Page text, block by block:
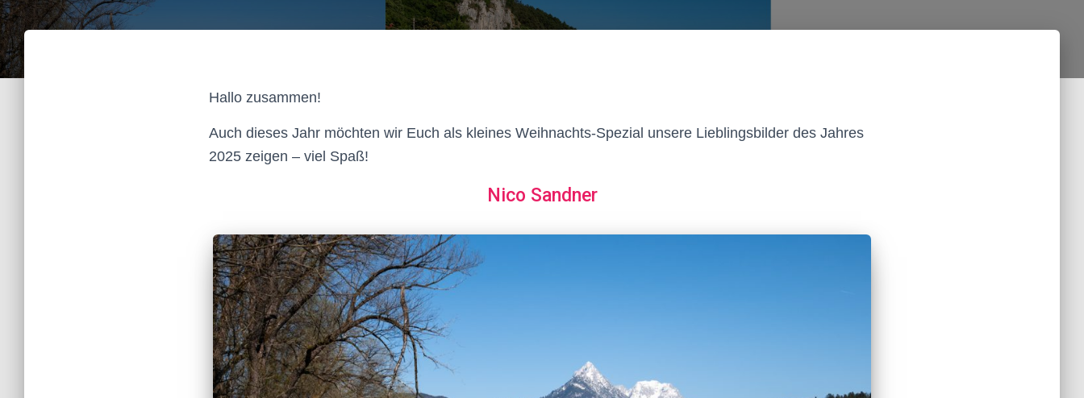
Hallo zusammen!
Auch dieses Jahr möchten wir Euch als kleines Weihnachts-Spezial unsere Lieblingsbilder des Jahres
2025 zeigen – viel Spaß!
Nico Sandner